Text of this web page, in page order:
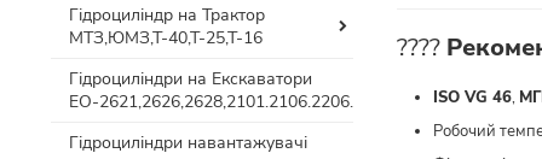
????
ISO VG 46,
Робочий
Гідроциліндр на Трактор
МТЗ,ЮМЗ,Т-40,Т-25,Т-16
Гідроциліндри на Екскаватори
ЕО-2621,2626,2628,2101.2106.2206.
Гідроциліндри навантажувачі